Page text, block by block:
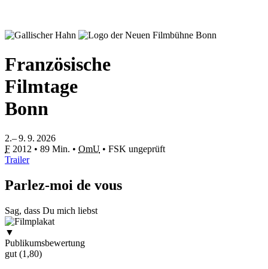
Französische
Filmtage
Bonn
2.– 9. 9. 2026
F 2012 • 89 Min. • OmU • FSK ungeprüft
Trailer
Parlez-moi de vous
Sag, dass Du mich liebst
▼
Publikumsbewertung
gut (1,80)